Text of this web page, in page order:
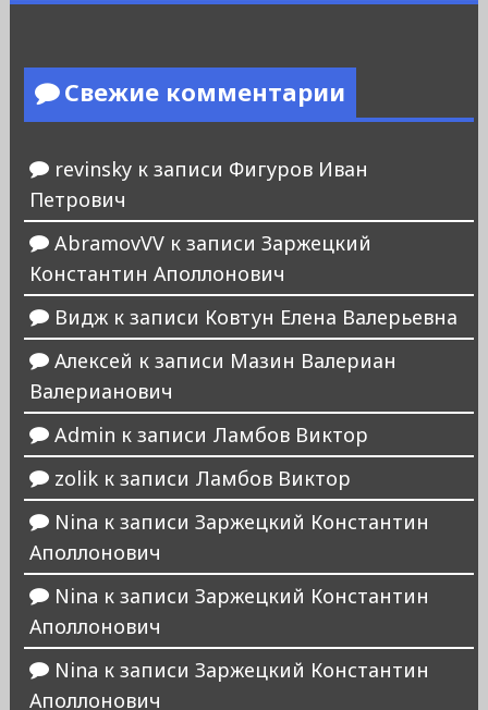
Свежие комментарии
revinskyк записи Фигуров Иван
Петрович
AbramovVVк записи Заржецкий
Константин Аполлонович
Виджк записи Ковтун Елена Валерьевна
Алексей к записи Мазин Валериан
Валерианович
Admin к записи Ламбов Виктор
zolikк записи Ламбов Виктор
Nina к записи Заржецкий Константин
Аполлонович
Nina к записи Заржецкий Константин
Аполлонович
Nina к записи Заржецкий Константин
Аполлонович